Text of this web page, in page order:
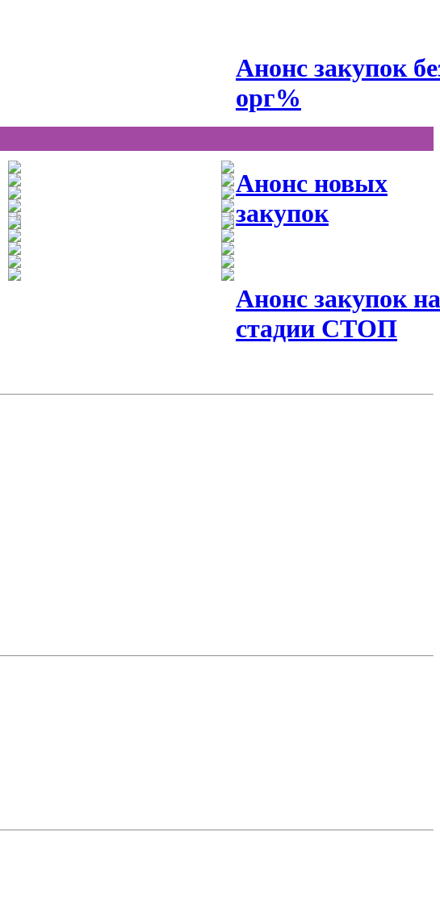
Анонс закупок
орг%
Анонс новых
закупок
Анонс закупок на
стадии СТОП